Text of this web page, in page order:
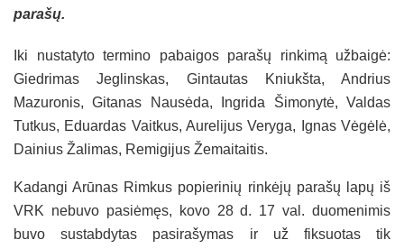
parašų.
Iki nustatyto termino pabaigos parašų rinkimą užbaigė:
Giedrimas Jeglinskas, Gintautas Kniukšta, Andrius
Mazuronis, Gitanas Nausėda, Ingrida Šimonytė, Valdas
Tutkus, Eduardas Vaitkus, Aurelijus Veryga, Ignas Vėgėlė,
Dainius Žalimas, Remigijus Žemaitaitis.
Kadangi Arūnas Rimkus popierinių rinkėjų parašų lapų iš
VRK nebuvo pasiėmęs, kovo 28 d. 17 val. duomenimis
buvo sustabdytas pasirašymas ir už fiksuotas tik